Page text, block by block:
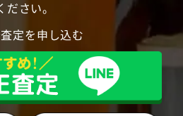
ださい。
定を申し込む